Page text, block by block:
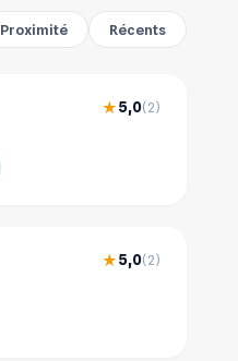
Proximité Récents
★5,0(2)
★5,0(2)